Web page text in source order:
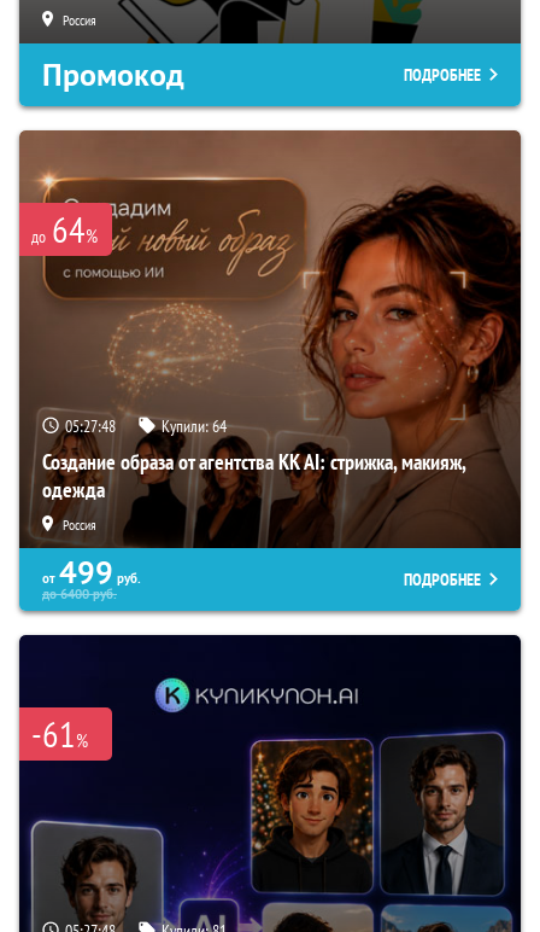
Россия
Промокод ПОДРОБНЕЕ
до 64%
05:27:47 Купили:64
Создание образа от агентства KK AI: стрижка, макияж,
одежда
Россия
от 499 руб.
до6400руб.
ПОДРОБНЕЕ
-61%